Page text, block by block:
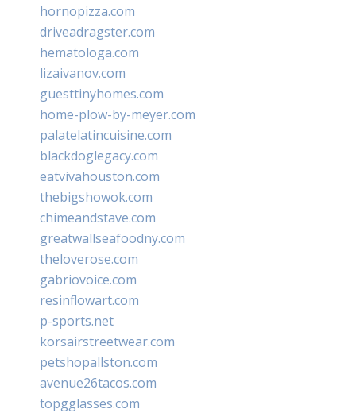
hornopizza.com
driveadragster.com
hematologa.com
lizaivanov.com
guesttinyhomes.com
home-plow-by-meyer.com
palatelatincuisine.com
blackdoglegacy.com
eatvivahouston.com
thebigshowok.com
chimeandstave.com
greatwallseafoodny.com
theloverose.com
gabriovoice.com
resinflowart.com
p-sports.net
korsairstreetwear.com
petshopallston.com
avenue26tacos.com
topgglasses.com